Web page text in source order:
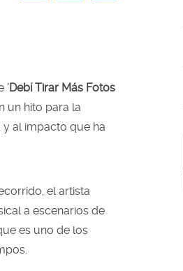
'Debí Tirar Más Fotos
un hito para la
al impacto que ha
el artista
a escenarios de
es uno de los